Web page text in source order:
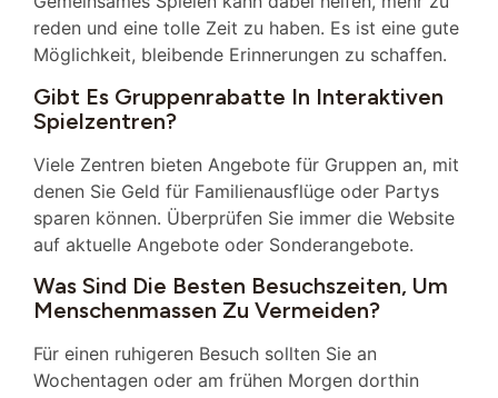
reden und eine tolle Zeit zu haben. Es ist eine gute
Möglichkeit, bleibende Erinnerungen zu schaffen.
Gibt Es Gruppenrabatte In Interaktiven
Spielzentren?
Viele Zentren bieten Angebote für Gruppen an, mit
denen Sie Geld für Familienausflüge oder Partys
sparen können. Überprüfen Sie immer die Website
auf aktuelle Angebote oder Sonderangebote.
Was Sind Die Besten Besuchszeiten, Um
Menschenmassen Zu Vermeiden?
Für einen ruhigeren Besuch sollten Sie an
Wochentagen oder am frühen Morgen dorthin